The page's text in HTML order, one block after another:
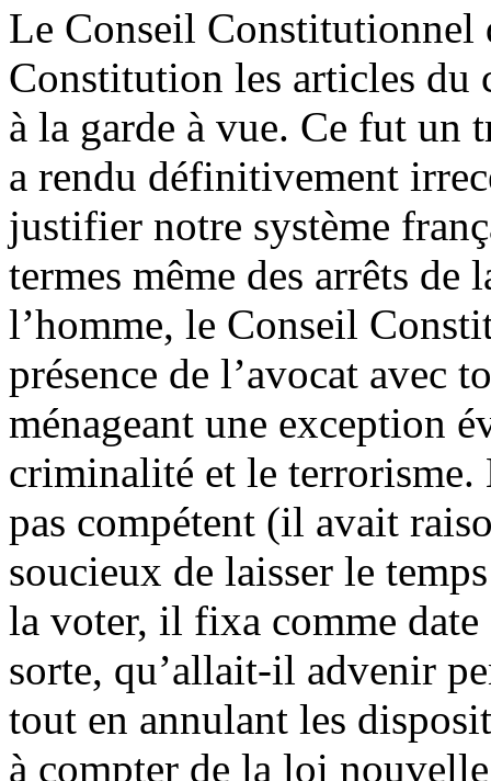
Le Conseil Constitutionnel
Constitution les articles du
à la garde à vue. Ce fut un
a rendu définitivement
justifier notre système
termes même des arrêts de
l’homme, le Conseil
présence de l’avocat avec
ménageant une exception
criminalité et le terrorisme.
pas compétent (il avait
soucieux de laisser le
la voter, il fixa comme
sorte, qu’allait-il advenir
tout en annulant les
à compter de la loi